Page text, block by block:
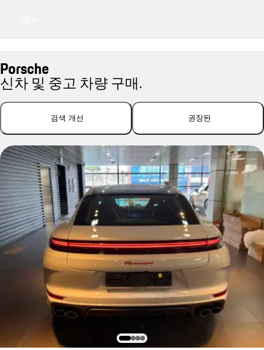
Porsche
신차 및 중고 차량 구매.
검색 개선 권장된